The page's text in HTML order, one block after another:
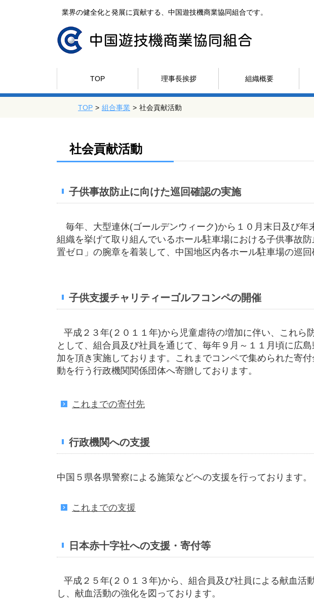
業界の健全化と発展に貢献する、中国遊技機商業協同組合です。
TOP 理事長挨拶 組織概要
TOP > 組合事業 > 社会貢献活動
社会貢献活動
子供事故防止に向けた巡回確認の実施
毎年、大型連休(ゴールデンウィーク)から１０月末日及び
組織を挙げて取り組んでいるホール駐車場における子供事故
置ゼロ」の腕章を着装して、中国地区内各ホール駐車場の巡
子供支援チャリティーゴルフコンペの開催
平成２３年(２０１１年)から児童虐待の増加に伴い、これ
として、組合員及び社員を通じて、毎年９月～１１月頃に広
加を頂き実施しております。これまでコンペで集められた寄
動を行う行政機関関係団体へ寄贈しております。
これまでの寄付先
行政機関への支援
中国５県各県警察による施策などへの支援を行っております。
これまでの支援
日本赤十字社への支援・寄付等
平成２５年(２０１３年)から、組合員及び社員による献血
し、献血活動の強化を図っております。